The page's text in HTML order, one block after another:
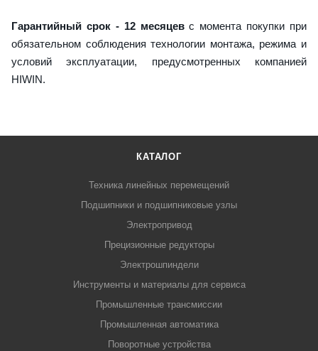
Гарантийный срок - 12 месяцевс момента покупки при
обязательном соблюдения технологии монтажа, режима и
условий эксплуатации, предусмотренных компанией
HIWIN.
КАТАЛОГ
Техника линейных перемещений
Подшипники и подшипниковые узлы
Электропривод
Прецизионные редукторы
Электрошпиндели
Инструменты и материалы для сервиса
Промышленные трансмиссии
Промышленная автоматика
Поворотные устройства